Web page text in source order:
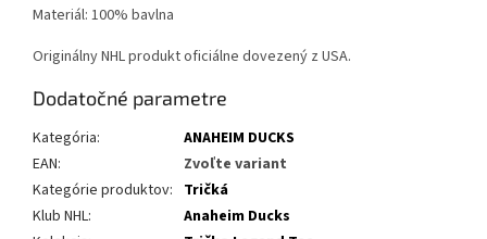
Materiál: 100% bavlna
Originálny NHL produkt oficiálne dovezený z USA.
Dodatočné parametre
Kategória:
ANAHEIM DUCKS
EAN:
Zvoľte variant
Kategórie produktov: Tričká
Klub NHL:
Anaheim Ducks